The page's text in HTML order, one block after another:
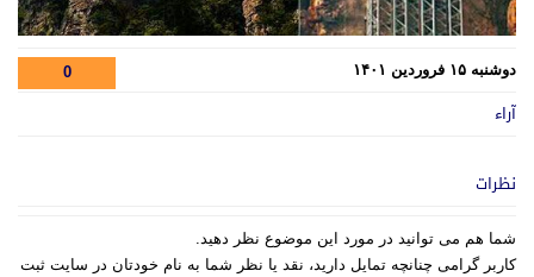
دوشنبه ۱۵ فروردین ۱۴۰۱ 0
آراء
نظرات
شما هم می توانید در مورد این موضوع نظر دهید.
کاربر گرامی چنانچه تمایل دارید، نقد یا نظر شما به نام خودتان در سایت ثبت